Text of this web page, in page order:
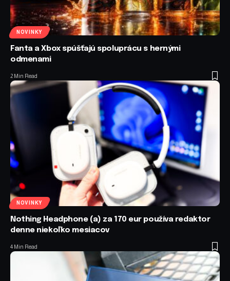
NOVINKY
Fanta a Xbox spúšťajú spoluprácu s hernými
odmenami
2 Min Read
NOVINKY
Nothing Headphone (a) za 170 eur používa redaktor
denne niekoľko mesiacov
4 Min Read